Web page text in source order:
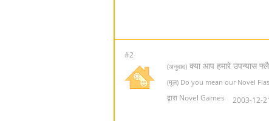
#2
(अनुवाद) क्या आप हमारे उपन्यास
(मूल) Do you mean our Novel
द्वारा Novel Games 2003-12-